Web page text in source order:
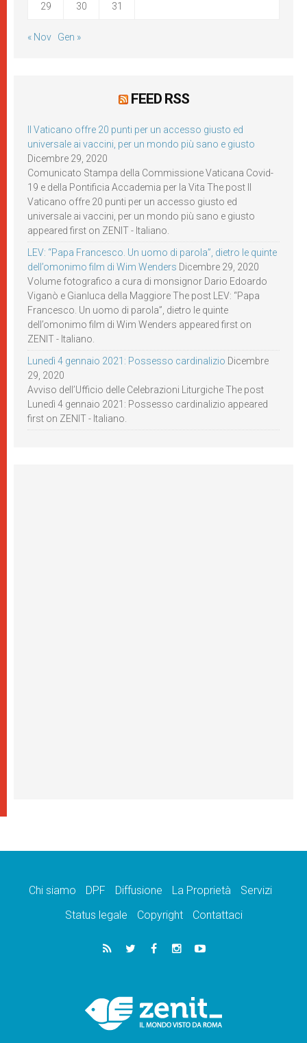
29 30 31
« Nov Gen »
FEED RSS
Il Vaticano offre 20 punti per un accesso giusto ed
universale ai vaccini, per un mondo più sano e giusto
Dicembre 29, 2020
Comunicato Stampa della Commissione Vaticana Covid-
19 e della Pontificia Accademia per la Vita The post Il
Vaticano offre 20 punti per un accesso giusto ed
universale ai vaccini, per un mondo più sano e giusto
appeared first on ZENIT - Italiano.
LEV: “Papa Francesco. Un uomo di parola”, dietro le quinte
dell’omonimo film di Wim Wenders Dicembre 29, 2020
Volume fotografico a cura di monsignor Dario Edoardo
Viganò e Gianluca della Maggiore The post LEV: “Papa
Francesco. Un uomo di parola”, dietro le quinte
dell’omonimo film di Wim Wenders appeared first on
ZENIT - Italiano.
Lunedì 4 gennaio 2021: Possesso cardinalizio Dicembre
29, 2020
Avviso dell’Ufficio delle Celebrazioni Liturgiche The post
Lunedì 4 gennaio 2021: Possesso cardinalizio appeared
first on ZENIT - Italiano.
Chi siamo DPF Diffusione La Proprietà
Servizi
Status legale
Copyright Contattaci